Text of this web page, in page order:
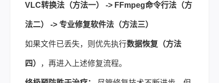
VLC转换法（方法一） -> FFmpeg命令行法（方
法二） -> 专业修复软件法（方法三）
如果文件已丢失，则优先执行数据恢复（方法
四） ，再进入上述修复流程。